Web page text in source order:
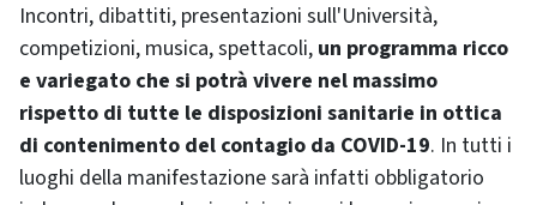
Incontri, dibattiti, presentazioni sull'Università,
competizioni, musica, spettacoli, un programma ricco
e variegato che si potrà vivere nel massimo
rispetto di tutte le disposizioni sanitarie in ottica
di contenimento del contagio da COVID-19. In tutti i
luoghi della manifestazione sarà infatti obbligatorio